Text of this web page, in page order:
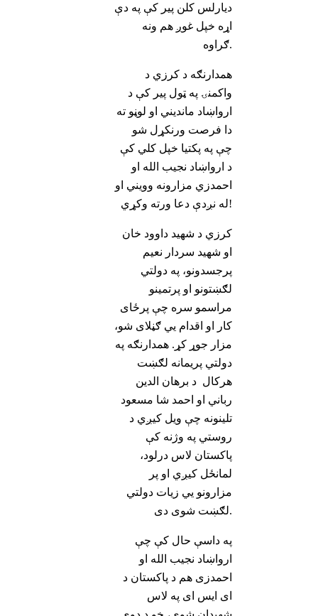
دیارلس کلن پیر کې په دې
اړه خپل غوږ هم ونه
ګراوه.
همدارنګه د کرزي د
واکمنۍ په ټول پير کې د
ارواښاد ماندیني او لوڼو ته
دا فرصت ورنکړل شو
چې په پکتیا خپل کلي کې
د ارواښاد نجیب الله او
احمدزي مزارونه وویني او
له نږدې دعا ورته وکړي!
کرزي د شهید داوود خان
او شهید سردار نعیم
پرجسدونو، په دولتي
لګښتونو او پرتمینو
مراسمو سره چې پرځای
کار او اقدام يي ګڼلای شو،
مزار جوړ کړ. همدارنګه په
دولتي پریمانه لګښت
هرکال د برهان الدین
رباني او احمد شا مسعود
تلینونه چې ویل کیږي د
روستي په وژنه کې
پاکستان لاس درلود،
لمانځل کیږي او پر
مزارونو يي زیات دولتي
لګښت شوی دی.
په داسې حال کې چې
ارواښاد نجیب الله او
احمدزی هم د پاکستان د
ای ایس ای په لاس